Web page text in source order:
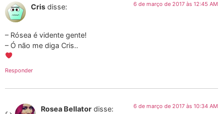
Cris disse: 6 de março de 2017 às 12:45 AM
– Rósea é vidente gente!
– Ó não me diga Cris..
Responder
Rosea Bellator disse: 6 de março de 2017 às 10:34 AM